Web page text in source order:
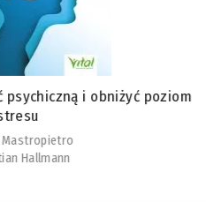
psychiczną i obniżyć poziom
Mastropietro
Hallmann